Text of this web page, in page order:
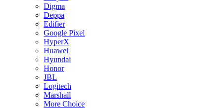
Digma
Deppa
Edifier
Google Pixel
HyperX
Huawei
Hyundai
Honor
JBL
Logitech
Marshall
More Choice